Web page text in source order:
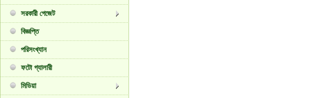
সরকারী গেজেট
বিজ্ঞপ্তি
পরিসংখ্যান
ফটো গ্যালারী
মিডিয়া